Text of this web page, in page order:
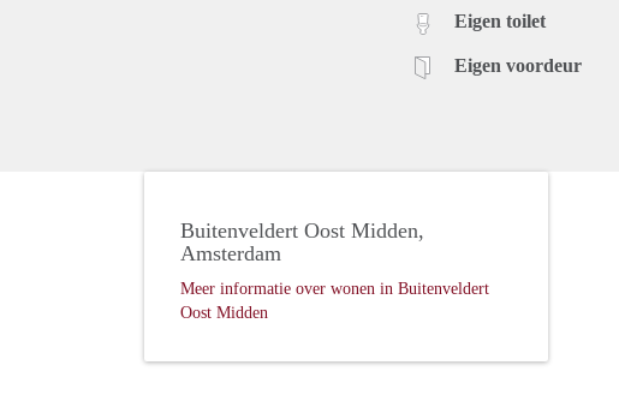
Eigen toilet
Eigen voordeur
Buitenveldert Oost Midden,
Amsterdam
Meer informatie over wonen in Buitenveldert
Oost Midden